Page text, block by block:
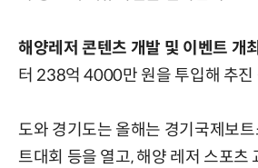
해양레저 콘텐츠 개발 및 이벤트 개최
터 238억 4000만 원을 투입해 추진
도와 경기도는 올해는 경기국제보
트대회 등을 열고, 해양 레저 스포츠